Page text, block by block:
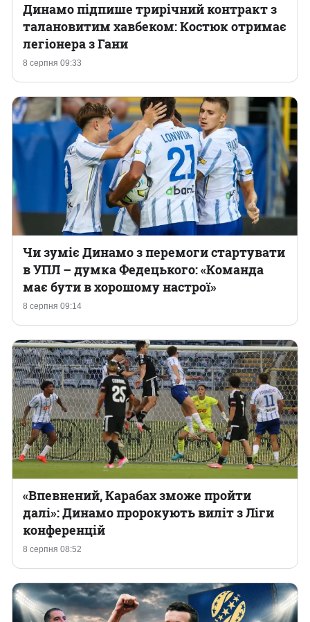
8 серпня 09:33
Динамо підпише трирічний контракт з
талановитим хавбеком: Костюк отримає
легіонера з Гани
8 серпня 09:14
Чи зуміє Динамо з перемоги стартувати
в УПЛ – думка Федецького: «Команда
має бути в хорошому настрої»
8 серпня 08:52
«Впевнений, Карабах зможе пройти
далі»: Динамо пророкують виліт з Ліги
конференцій